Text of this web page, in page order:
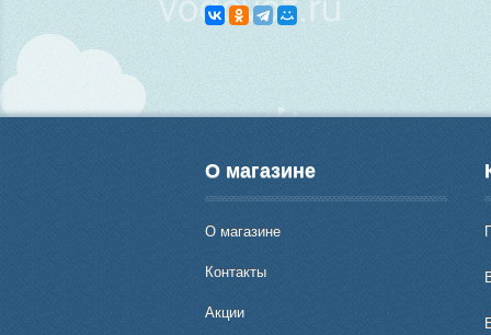
О магазине
О магазине
Контакты
Акции